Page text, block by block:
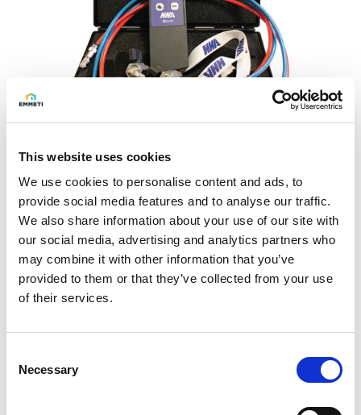
This website uses cookies
We use cookies to personalise content and ads, to
provide social media features and to analyse our traffic.
We also share information about your use of our site with
our social media, advertising and analytics partners who
may combine it with other information that you’ve
provided to them or that they’ve collected from your use
of their services.
Selection
Necessary
Solicite información
Instrumento para medir la presión diferencial, para kit de
válvula de equilibrado estático y dinámico.
transporte, mangueras flexibles con agujas para injertos en